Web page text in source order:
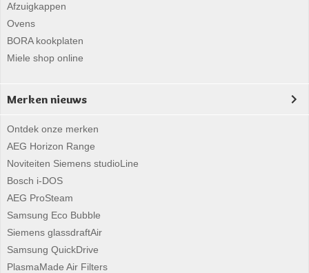
Afzuigkappen
Ovens
BORA kookplaten
Miele shop online
Merken nieuws
Ontdek onze merken
AEG Horizon Range
Noviteiten Siemens studioLine
Bosch i-DOS
AEG ProSteam
Samsung Eco Bubble
Siemens glassdraftAir
Samsung QuickDrive
PlasmaMade Air Filters